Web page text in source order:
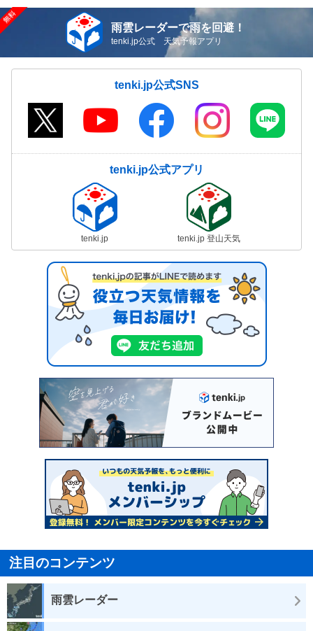
雨雲レーダーで雨を回避！
tenki.jp公式 天気予報アプリ
tenki.jp公式SNS
tenki.jp公式アプリ
tenki.jp tenki.jp 登山天気
注目のコンテンツ
雨雲レーダー